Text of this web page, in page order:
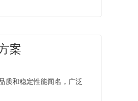
案
质和稳定性能闻名，广泛